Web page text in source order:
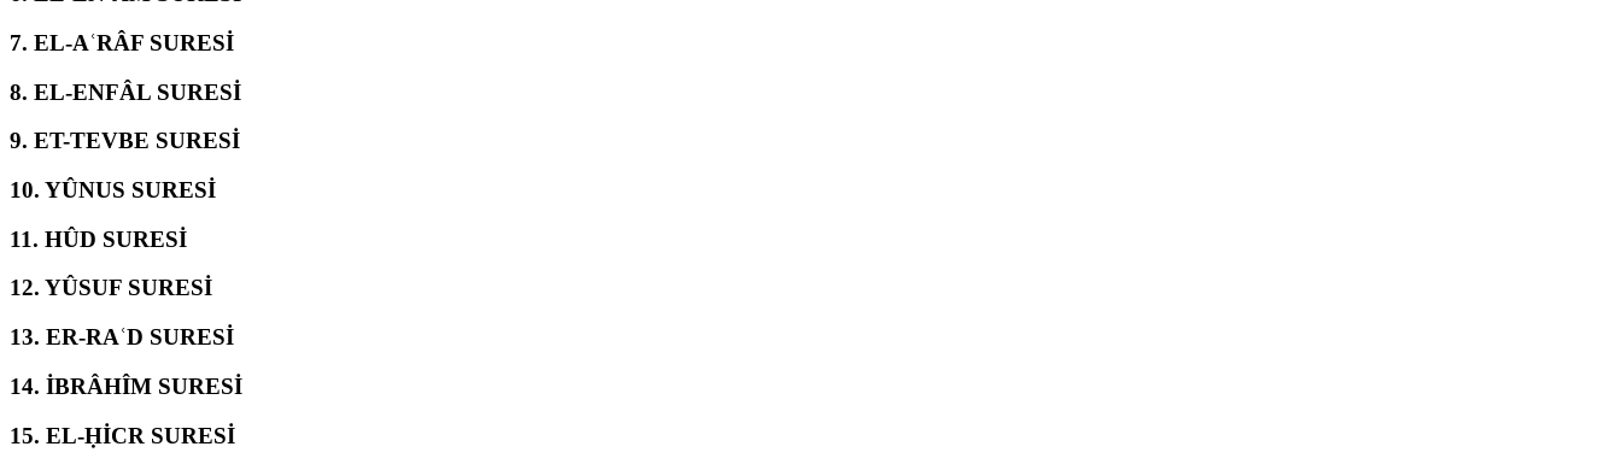
7. EL-AʿRÂF SURESİ
8. EL-ENFÂL SURESİ
9. ET-TEVBE SURESİ
10. YÛNUS SURESİ
11. HÛD SURESİ
12. YÛSUF SURESİ
13. ER-RAʿD SURESİ
14. İBRÂHÎM SURESİ
15. EL-ḤİCR SURESİ